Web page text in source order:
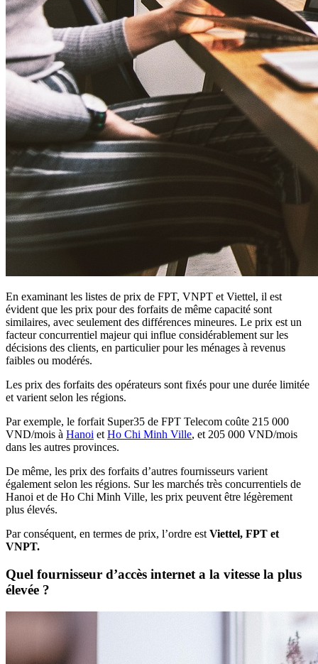
En examinant les listes de prix de FPT, VNPT et Viettel, il est
évident que les prix pour des forfaits de même capacité sont
similaires, avec seulement des différences mineures. Le prix est un
facteur concurrentiel majeur qui influe considérablement sur les
décisions des clients, en particulier pour les ménages à revenus
faibles ou modérés.
Les prix des forfaits des opérateurs sont fixés pour une durée limitée
et varient selon les régions.
Par exemple, le forfait Super35 de FPT Telecom coûte 215 000
VND/mois à Hanoi et Ho Chi Minh Ville, et 205 000 VND/mois
dans les autres provinces.
De même, les prix des forfaits d’autres fournisseurs varient
également selon les régions. Sur les marchés très concurrentiels de
Hanoi et de Ho Chi Minh Ville, les prix peuvent être légèrement
plus élevés.
Par conséquent, en termes de prix, l’ordre est Viettel, FPT et
VNPT.
Quel fournisseur d’accès internet a la vitesse la plus
élevée ?